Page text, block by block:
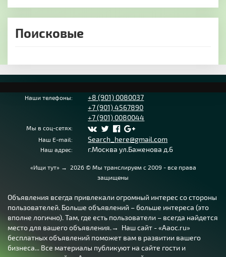
Поисковые
Наши телефоны:
+8 (901) 0080037
+7 (901) 4567890
+7 (901) 0080044
Мы в соц-сетях:
Наш E-mail:
Search_here@gmail.com
Наш адрес: г.Москва ул.Баженова д.6
«Ищи тут» → 2026© Мы транслируем с 2009 - все права
защищены
Объявления всегда привлекали огромный интерес со стороны
пользователей. Больше объявлений – больше интереса (это
вполне логично). Там, где есть пользователи – всегда найдется
место для вашего объявления.→ Наш сайт - «Aaoc.ru»
бесплатных объявлений поможет вам в развитии вашего
бизнеса... Все материалы публикуют на сайте гости и